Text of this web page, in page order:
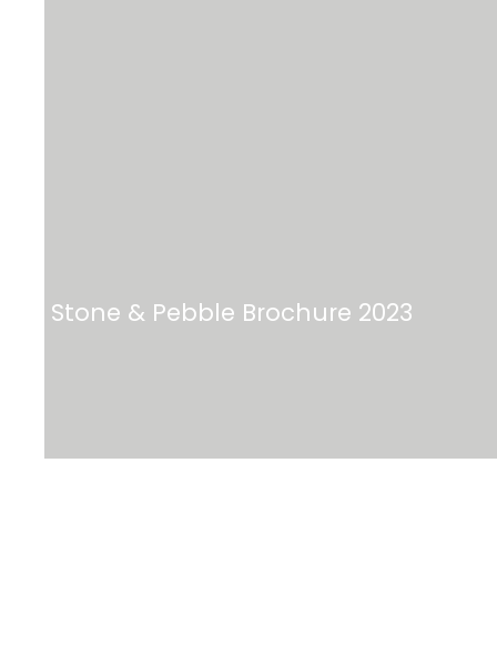
Stone & Pebble Brochure 2023